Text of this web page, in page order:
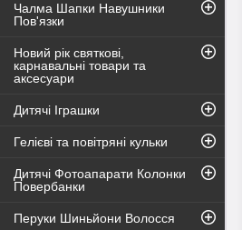
Чалма Шапки Навушники
Пов'язки
Новий рік святкові,
карнавальні товари та
аксесуари
Дитячі Іграшки
Гелієві та повітряні кульки
Дитячі Фотоапарати Колонки
Повербанки
Перуки Шиньйони Волосся